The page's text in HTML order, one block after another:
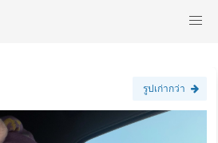
รูปเก่ากว่า